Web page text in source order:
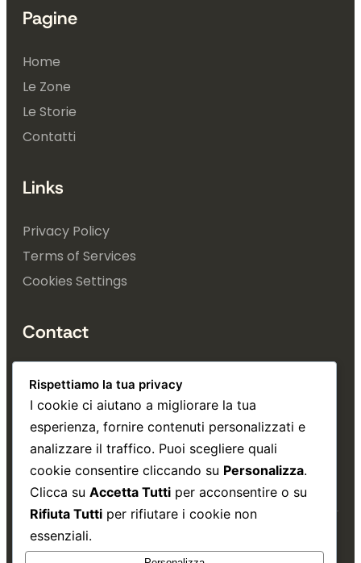
Pagine
Home
Le Zone
Le Storie
Contatti
Links
Privacy Policy
Terms of Services
Cookies Settings
Contact
+39 353 4993 740
info@tuttatrieste.it
Via Gatteri, 30, Trieste
Copyright © 2026.
Rispettiamo la tua privacy
I cookie ci aiutano a migliorare la tua
esperienza, fornire contenuti personalizzati e
analizzare il traffico. Puoi scegliere quali
cookie consentire cliccando su Personalizza.
Clicca su Accetta Tutti per acconsentire o su
Rifiuta Tutti per rifiutare i cookie non
essenziali.